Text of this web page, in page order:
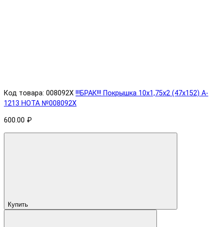
Код товара: 008092X !!!БРАК!!! Покрышка 10х1,75х2 (47x152) A-
1213 HOTA №008092X
600.00 ₽
Купить